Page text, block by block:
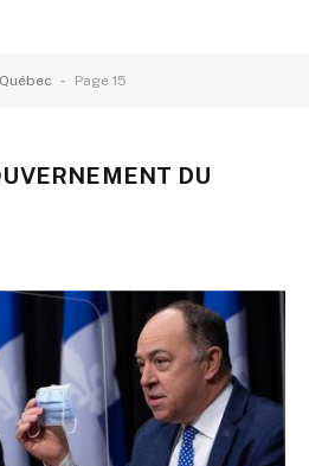
- Page 15
DU